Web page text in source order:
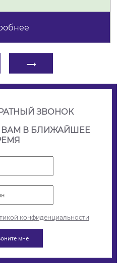
→
ЗВОНОК
В БЛИЖАЙШЕЕ
конфиденциальности